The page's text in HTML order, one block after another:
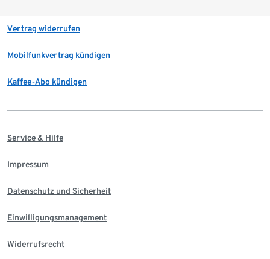
Vertrag widerrufen
Mobilfunkvertrag kündigen
Kaffee-Abo kündigen
Service & Hilfe
Impressum
Datenschutz und Sicherheit
Einwilligungsmanagement
Widerrufsrecht